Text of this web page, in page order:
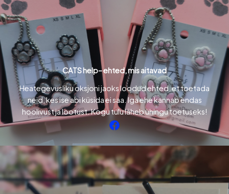
CATS help– ehted, mis aitavad
Heategevusliku oksjoni jaoks loodud ehted, et toetada
neid, kes ise abi küsida ei saa. Iga ehe kannab endas
hoolivust ja lootust. Kogu tulu läheb ühingu toetuseks!